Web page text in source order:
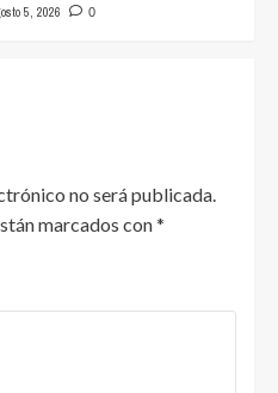
5, 2026 0
no será publicada.
marcados con*